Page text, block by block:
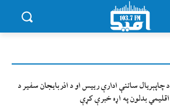
د چاپېریال ساتنې ادارې رییس او د اذربایجان سفیر د
اقلیمي بدلون په اړه خبرې کړې